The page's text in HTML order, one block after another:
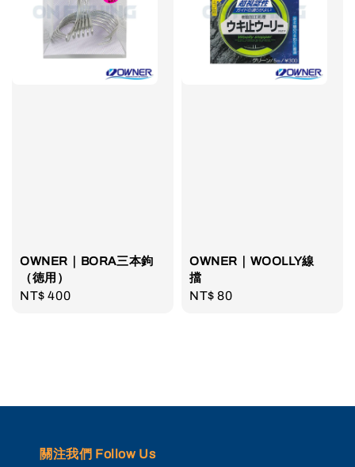
OWNER｜BORA三本鉤
（徳用）
Regular
NT$ 400
OWNER｜WOOLLY線
擋
Regular
NT$ 80
關注我們 Follow Us